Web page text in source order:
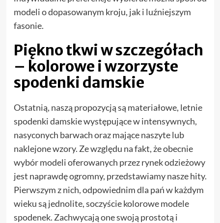
modeli o dopasowanym kroju, jak i luźniejszym
fasonie.
Piękno tkwi w szczegółach
– kolorowe i wzorzyste
spodenki damskie
Ostatnią, naszą propozycją są materiałowe, letnie
spodenki damskie występujące w intensywnych,
nasyconych barwach oraz mające naszyte lub
naklejone wzory. Ze względu na fakt, że obecnie
wybór modeli oferowanych przez rynek odzieżowy
jest naprawdę ogromny, przedstawiamy nasze hity.
Pierwszym z nich, odpowiednim dla pań w każdym
wieku są jednolite, soczyście kolorowe modele
spodenek. Zachwycają one swoją prostotą i